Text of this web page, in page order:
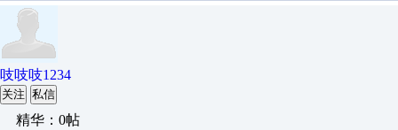
吱吱吱1234
关注 私信
精华：0帖